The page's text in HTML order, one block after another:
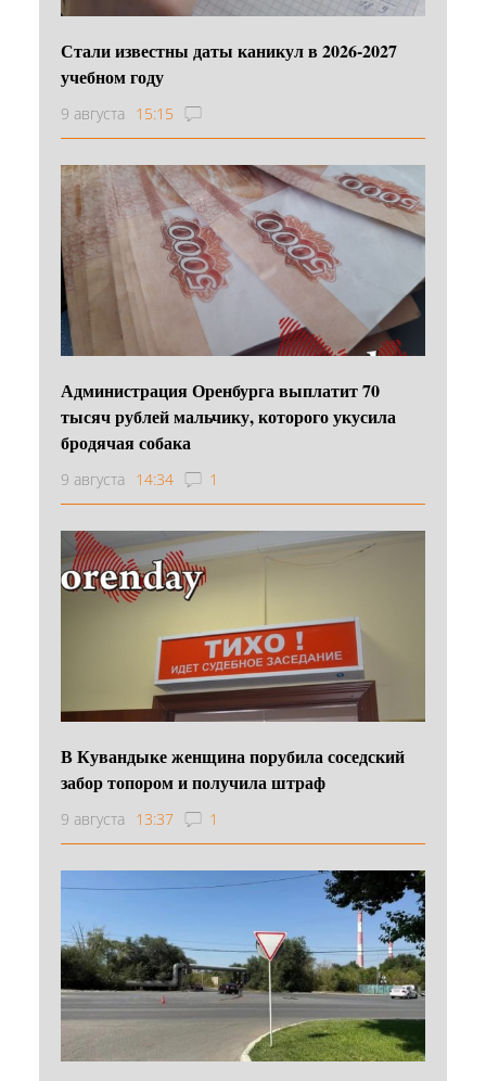
Стали известны даты каникул в 2026-2027
учебном году
9 августа 15:15
Администрация Оренбурга выплатит 70
тысяч рублей мальчику, которого укусила
бродячая собака
9 августа 14:34 1
В Кувандыке женщина порубила соседский
забор топором и получила штраф
9 августа 13:37 1